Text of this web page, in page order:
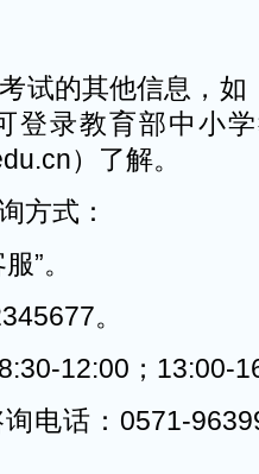
试的其他信息，如
登录教育部中小
）了解。
方式：
”。
。
12:00；13:00-
电话：0571-